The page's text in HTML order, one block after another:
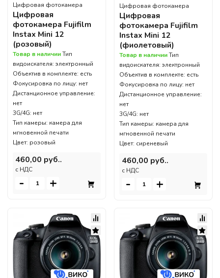
Цифровая фотокамера
Цифровая
фотокамера Fujifilm
Instax Mini 12
(розовый)
Товар в наличииТип
видоискателя: электронный
Объектив в комплекте: есть
Фокусировка по лицу: нет
Дистанционное управление:
нет
3G/4G: нет
Тип камеры: камера для
мгновенной печати
Цвет: розовый
460,00 руб..
c НДС
- +
Цифровая фотокамера
Цифровая
фотокамера Fujifilm
Instax Mini 12
(фиолетовый)
Товар в наличииТип
видоискателя: электронный
Объектив в комплекте: есть
Фокусировка по лицу: нет
Дистанционное управление:
нет
3G/4G: нет
Тип камеры: камера для
мгновенной печати
Цвет: сиреневый
460,00 руб..
c НДС
- +